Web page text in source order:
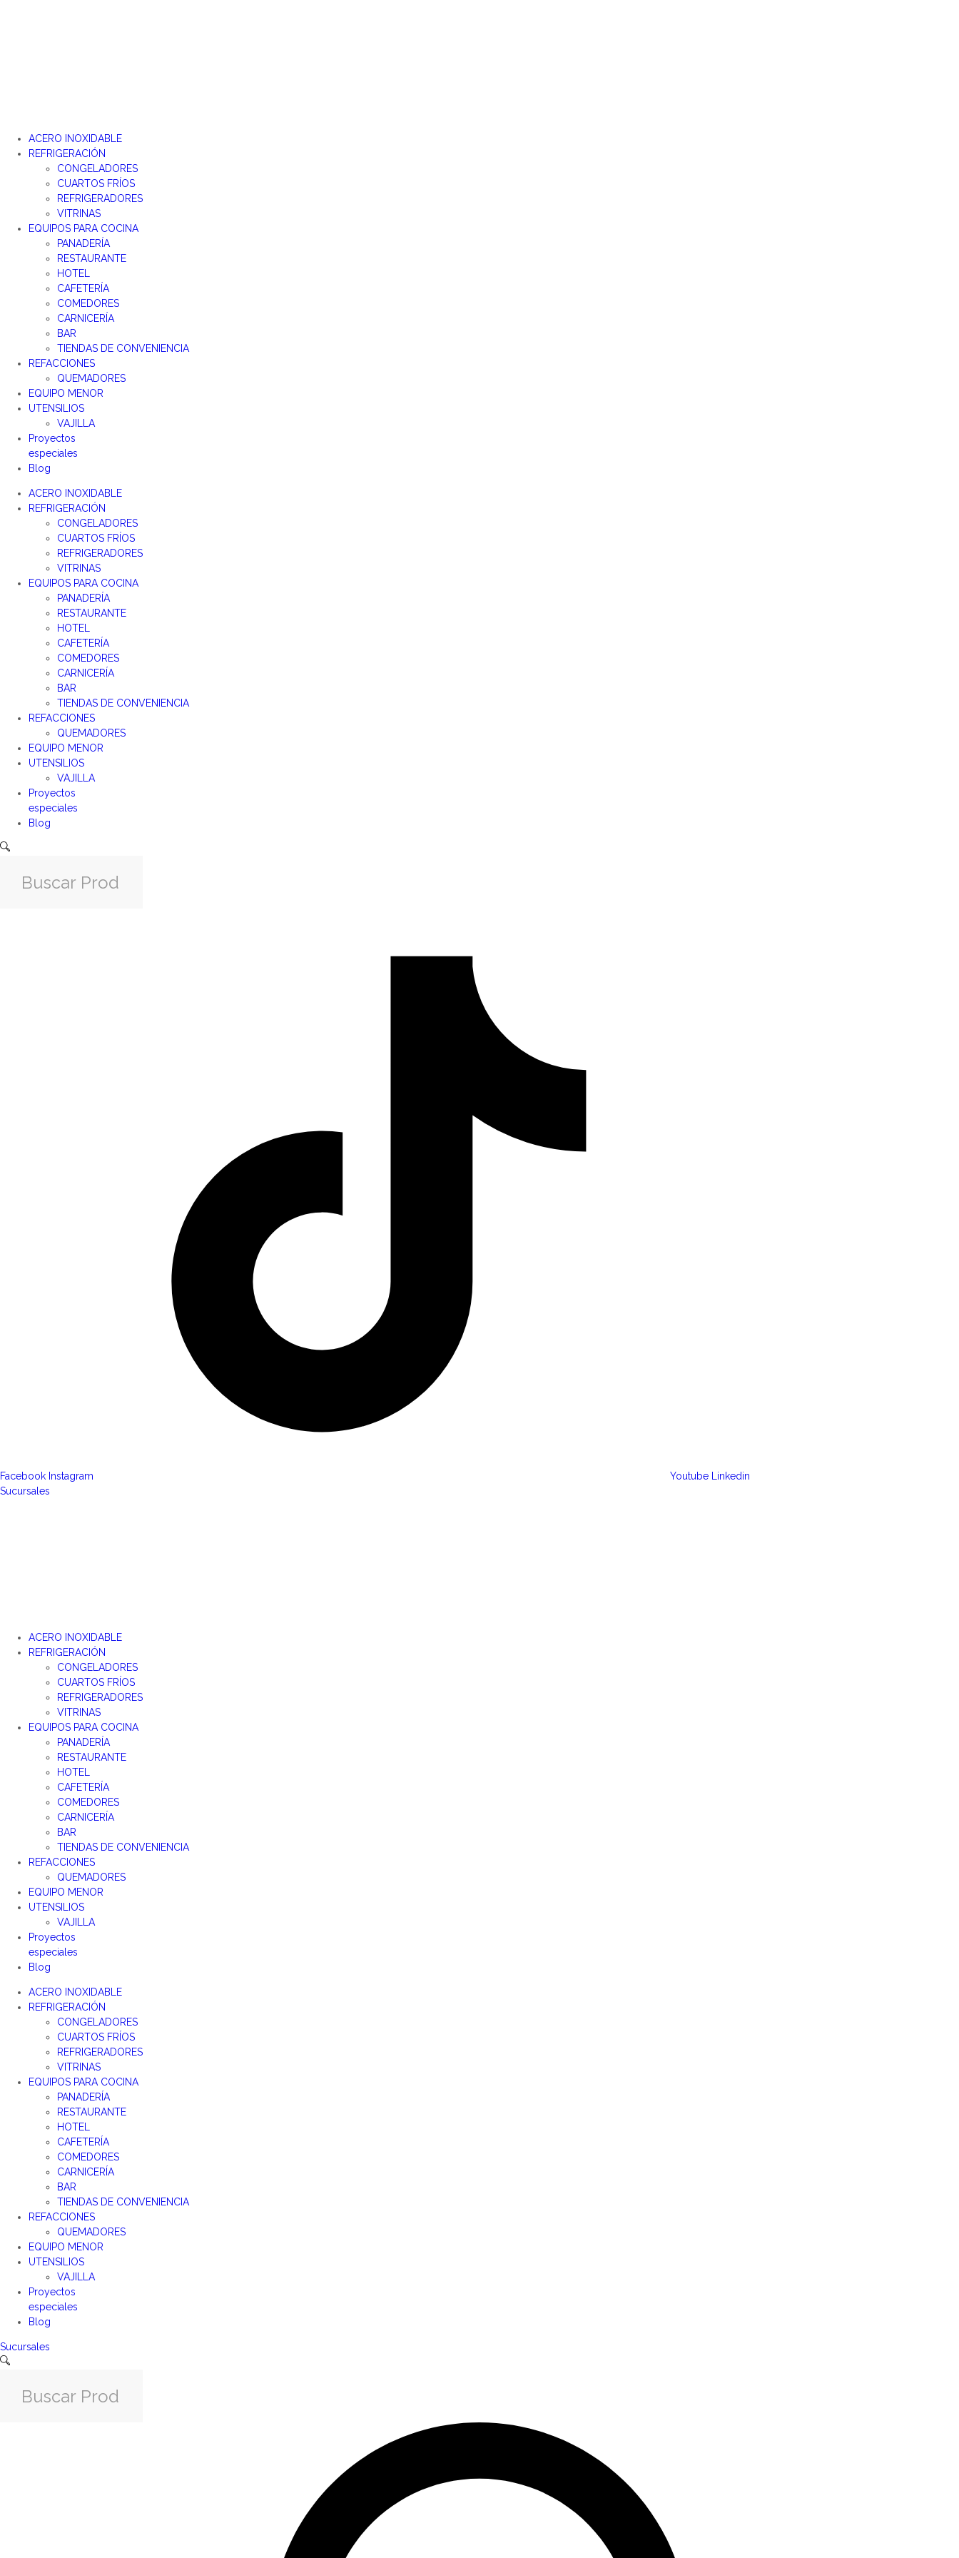
ACERO INOXIDABLE
REFRIGERACIÓN
CONGELADORES
CUARTOS FRÍOS
REFRIGERADORES
VITRINAS
EQUIPOS PARA COCINA
PANADERÍA
RESTAURANTE
HOTEL
CAFETERÍA
COMEDORES
CARNICERÍA
BAR
TIENDAS DE CONVENIENCIA
REFACCIONES
QUEMADORES
EQUIPO MENOR
UTENSILIOS
VAJILLA
Proyectos
especiales
Blog
ACERO INOXIDABLE
REFRIGERACIÓN
CONGELADORES
CUARTOS FRÍOS
REFRIGERADORES
VITRINAS
EQUIPOS PARA COCINA
PANADERÍA
RESTAURANTE
HOTEL
CAFETERÍA
COMEDORES
CARNICERÍA
BAR
TIENDAS DE CONVENIENCIA
REFACCIONES
QUEMADORES
EQUIPO MENOR
UTENSILIOS
VAJILLA
Proyectos
especiales
Blog
Facebook Instagram Youtube
Linkedin
Sucursales
ACERO INOXIDABLE
REFRIGERACIÓN
CONGELADORES
CUARTOS FRÍOS
REFRIGERADORES
VITRINAS
EQUIPOS PARA COCINA
PANADERÍA
RESTAURANTE
HOTEL
CAFETERÍA
COMEDORES
CARNICERÍA
BAR
TIENDAS DE CONVENIENCIA
REFACCIONES
QUEMADORES
EQUIPO MENOR
UTENSILIOS
VAJILLA
Proyectos
especiales
Blog
ACERO INOXIDABLE
REFRIGERACIÓN
CONGELADORES
CUARTOS FRÍOS
REFRIGERADORES
VITRINAS
EQUIPOS PARA COCINA
PANADERÍA
RESTAURANTE
HOTEL
CAFETERÍA
COMEDORES
CARNICERÍA
BAR
TIENDAS DE CONVENIENCIA
REFACCIONES
QUEMADORES
EQUIPO MENOR
UTENSILIOS
VAJILLA
Proyectos
especiales
Blog
Sucursales